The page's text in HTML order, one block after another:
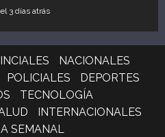
3 días atrás
NACIONALES
POLICIALES
DEPORTES
TECNOLOGÍA
INTERNACIONALES
SEMANAL